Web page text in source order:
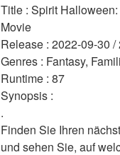
Title : Spirit
Movie
Release : 2022-09-30 /
Genres : Fantasy,
Runtime : 87
Synopsis :
.
Finden Sie Ihren
und sehen Sie, auf